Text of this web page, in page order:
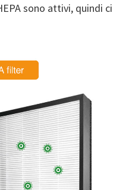
sono attivi, quindi ci